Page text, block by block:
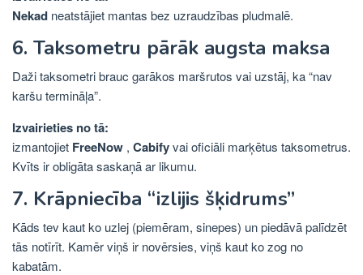
Nekad neatstājiet mantas bez uzraudzības pludmalē.
6. Taksometru pārāk augsta maksa
Daži taksometri brauc garākos maršrutos vai uzstāj, ka “nav
karšu termināļa”.
Izvairieties no tā:
izmantojiet FreeNow , Cabifyvai oficiāli marķētus taksometrus.
Kvīts ir obligāta saskaņā ar likumu.
7. Krāpniecība “izlijis šķidrums”
Kāds tev kaut ko uzlej (piemēram, sinepes) un piedāvā palīdzēt
tās notīrīt. Kamēr viņš ir novērsies, viņš kaut ko zog no
kabatām.